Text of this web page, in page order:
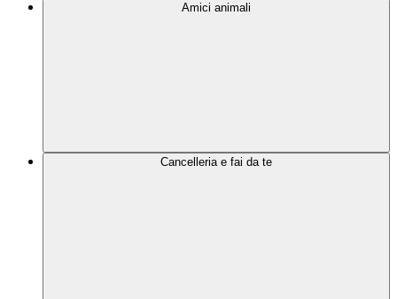
Amici animali
Cancelleria e fai da te